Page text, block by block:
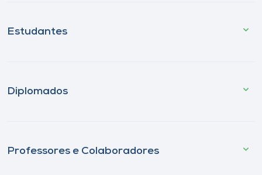
Estudantes
Diplomados
Professores e Colaboradores